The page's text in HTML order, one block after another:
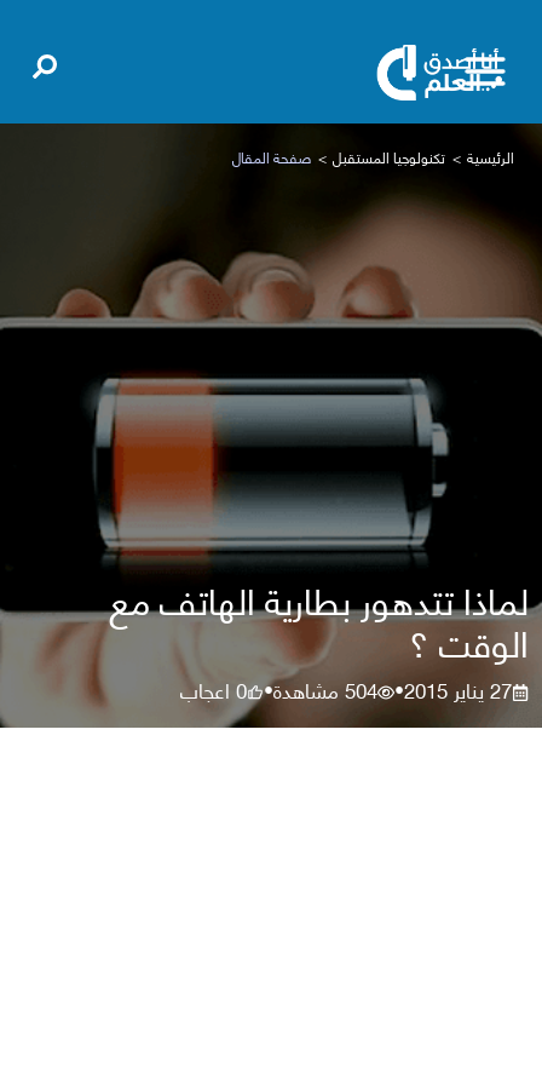
الرئيسية تكنولوجيا المستقبل صفحة المقال
لماذا تتدهور بطارية الهاتف مع
الوقت ؟
27 يناير 2015 •
504مشاهدة•
0اعجاب